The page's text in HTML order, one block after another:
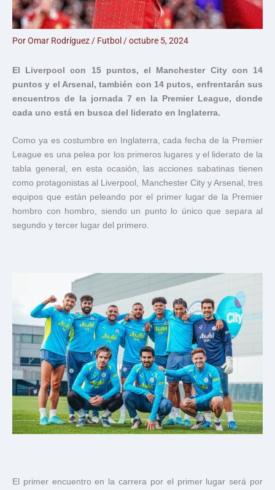
PorOmar Rodríguez / Futbol /octubre 5, 2024
El Liverpool con 15 puntos, el Manchester City con 14
puntos y el Arsenal, también con 14 putos, enfrentarán sus
encuentros de la jornada 7 en la Premier League, donde
cada uno está en busca del liderato en Inglaterra.
Como ya es costumbre en Inglaterra, cada fecha de la Premier
League es una pelea por los primeros lugares y el liderato de la
tabla general, en esta ocasión, las acciones sabatinas tienen
como protagonistas al Liverpool, Manchester City y Arsenal, tres
equipos que están peleando por el primer lugar de la Premier
hombro con hombro, siendo un punto lo único que separa al
segundo y tercer lugar del primero.
El primer encuentro en la carrera por el primer lugar será por